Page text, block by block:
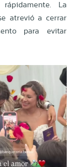
La
atrevió a cerrar
para evitar